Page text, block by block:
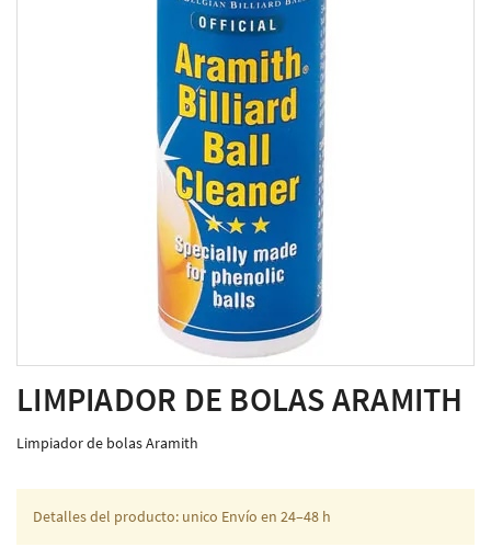
LIMPIADOR DE BOLAS ARAMITH
Limpiador de bolas Aramith
Detalles del producto: unico Envío en 24–48 h